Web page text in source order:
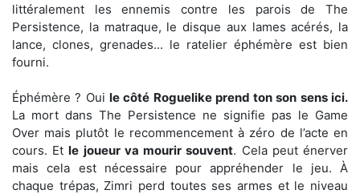
littéralement les ennemis contre les parois de The
Persistence, la matraque, le disque aux lames acérés, la
lance, clones, grenades... le ratelier éphémère est bien
fourni.
Éphémère ? Oui le côté Roguelike prend ton son sens ici.
La mort dans The Persistence ne signifie pas le Game
Over mais plutôt le recommencement à zéro de l’acte en
cours. Etle joueur va mourir souvent. Cela peut énerver
mais cela est nécessaire pour appréhender le jeu. À
chaque trépas, Zimri perd toutes ses armes et le niveau